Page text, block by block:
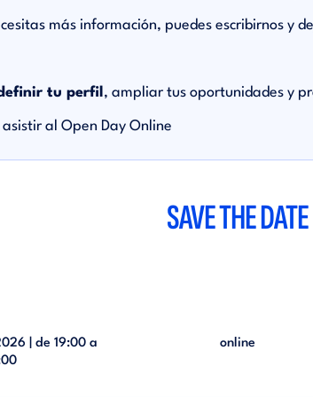
más información, puedes escribirnos y
tu perfil , ampliar tus oportunidades y
al Open Day Online
SAVE THE DATE
| de 19:00 a
online